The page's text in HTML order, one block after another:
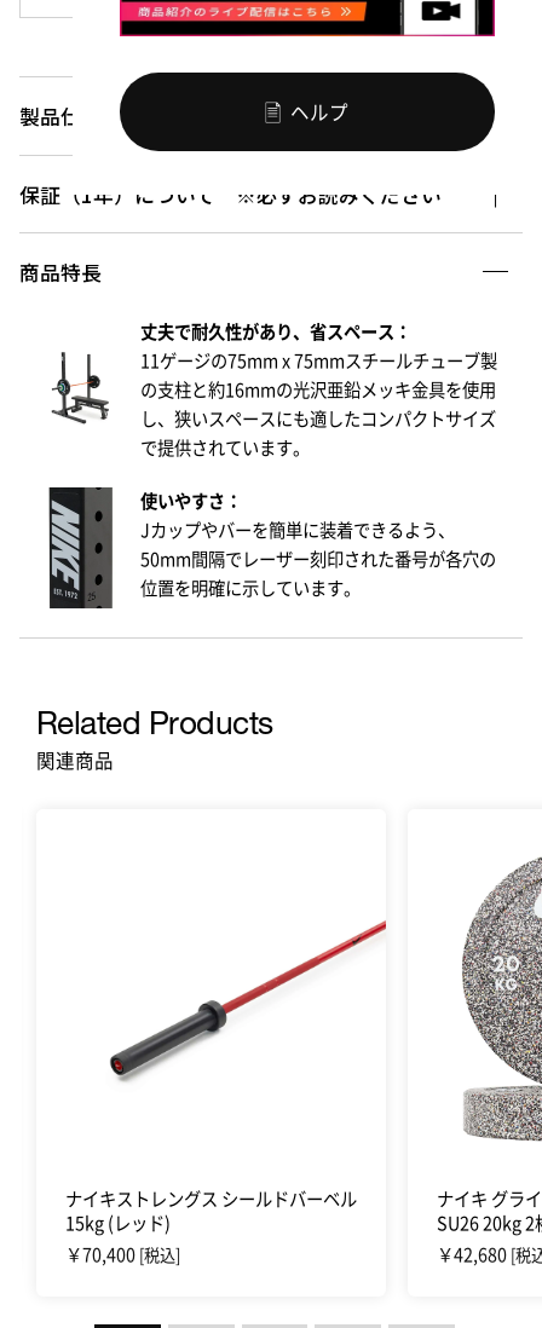
ヘルプ
製品仕様
保証（1年）について ※必ずお読みください
商品特長
丈夫で耐久性があり、省スペース：​
11ゲージの75mm x 75mmスチールチューブ製
の支柱と約16mmの光沢亜鉛メッキ金具を使用
し、狭いスペースにも適したコンパクトサイズ
で提供されています。
使いやすさ：​
Jカップやバーを簡単に装着できるよう、
50mm間隔でレーザー刻印された番号が各穴の
位置を明確に示しています。
Related Products
関連商品
ナイキストレングス シールドバーベル
15kg (レッド)
￥70,400 [税込]
ナイキ グラ
SU26 20kg 2
￥42,680 [税